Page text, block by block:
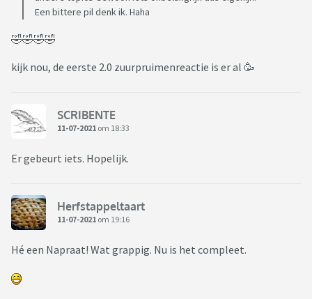
Een bittere pil denk ik. Haha
🤣🤣🤣🤣
kijk nou, de eerste 2.0 zuurpruimenreactie is er al 🥳
SCRIBENTE
11-07-2021 om 18:33
Er gebeurt iets. Hopelijk.
Herfstappeltaart
11-07-2021 om 19:16
Hé een Napraat! Wat grappig. Nu is het compleet.